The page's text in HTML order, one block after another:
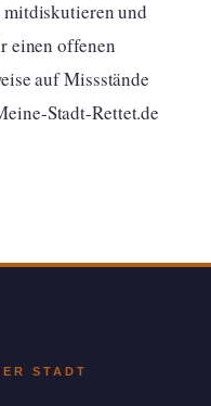
mitdiskutieren und
einen offenen
auf Missstände
Stadt-Rettet.de
STADT